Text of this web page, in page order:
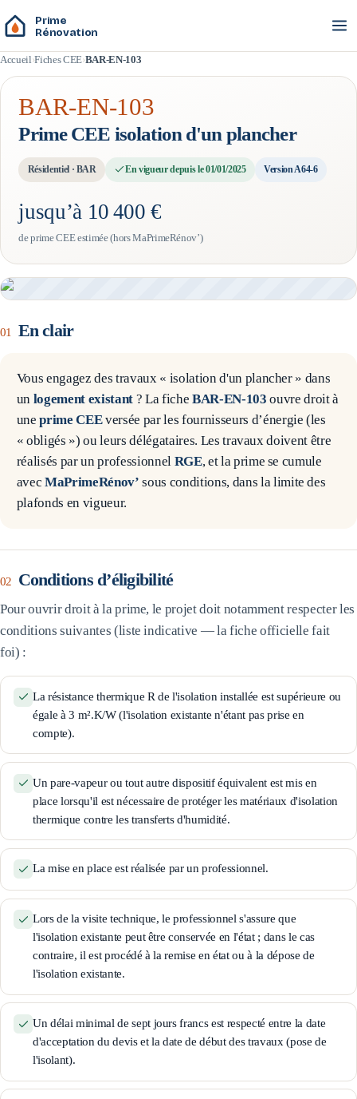
Prime
Rénovation
Accueil Fiches CEE BAR-EN-103
BAR-EN-103
Prime CEE isolation d'un plancher
Résidentiel· BAR En vigueurdepuis le 01/01/2025 VersionA64-6
jusqu’à 10 400 €
de prime CEE estimée (hors MaPrimeRénov’)
01 En clair
Vous engagez des travaux « isolation d'un plancher» dans
un logement existant ? La fiche BAR-EN-103 ouvre droit à
uneprime CEEversée par les fournisseurs d’énergie (les
« obligés ») ou leurs délégataires. Les travaux doivent être
réalisés par un professionnel RGE, et la prime se cumule
avec MaPrimeRénov’ sous conditions, dans la limite des
plafonds en vigueur.
02 Conditions d’éligibilité
Pour ouvrir droit à la prime, le projet doit notamment respecter les
conditions suivantes (liste indicative — la fiche officielle fait
foi) :
La résistance thermique R de l'isolation installée est supérieure ou
égale à 3 m².K/W (l'isolation existante n'étant pas prise en
compte).
Un pare-vapeur ou tout autre dispositif équivalent est mis en
place lorsqu'il est nécessaire de protéger les matériaux d'isolation
thermique contre les transferts d'humidité.
La mise en place est réalisée par un professionnel.
Lors de la visite technique, le professionnel s'assure que
l'isolation existante peut être conservée en l'état ; dans le cas
contraire, il est procédé à la remise en état ou à la dépose de
l'isolation existante.
Un délai minimal de sept jours francs est respecté entre la date
d'acceptation du devis et la date de début des travaux (pose de
l'isolant).